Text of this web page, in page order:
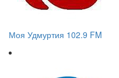
Моя Удмуртия 102.9 FM